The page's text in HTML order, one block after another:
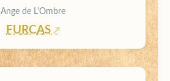
Ange de L'Ombre
FURCAS